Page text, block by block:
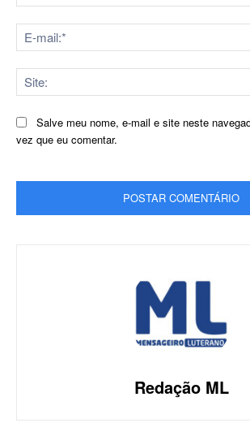
Salve meu nome, e-mail e site neste
vez que eu comentar.
Redação ML